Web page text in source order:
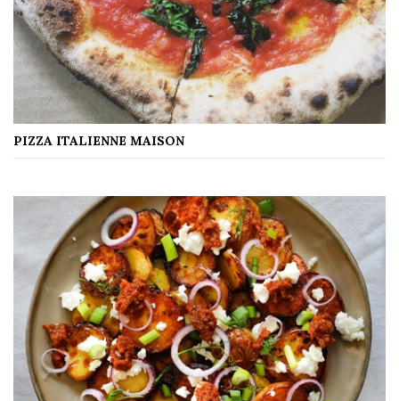
PIZZA ITALIENNE MAISON